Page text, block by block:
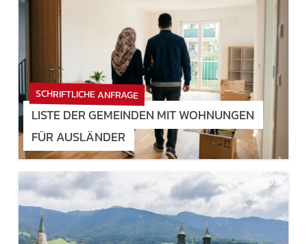
SCHRIFTLICHE ANFRAGE
LISTE DER GEMEINDEN MIT WOHNUNGEN
FÜR AUSLÄNDER
31.05.2026